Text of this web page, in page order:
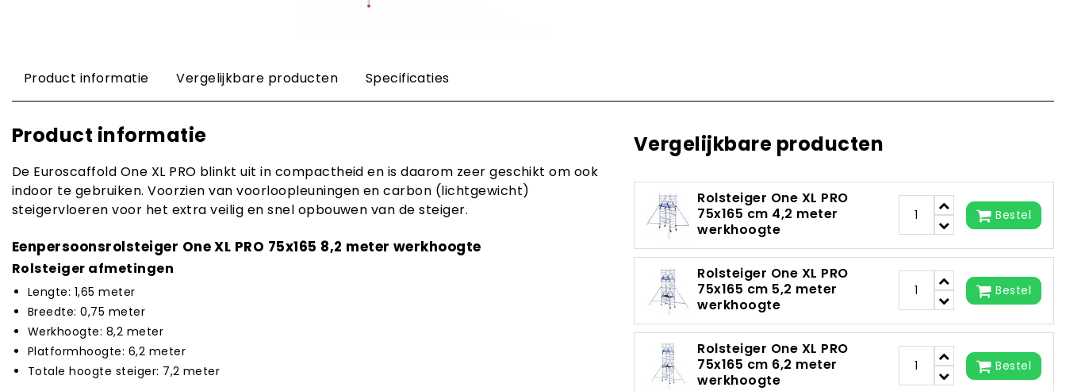
Product informatie Vergelijkbare producten Specificaties
Product informatie
De Euroscaffold One XL PRO blinkt uit in compactheid en is daarom zeer geschikt om ook
indoor te gebruiken. Voorzien van voorloopleuningen en carbon (lichtgewicht)
steigervloeren voor het extra veilig en snel opbouwen van de steiger.
Eenpersoonsrolsteiger One XL PRO 75x165 8,2 meter werkhoogte
Rolsteiger afmetingen
Lengte: 1,65 meter
Breedte: 0,75 meter
Werkhoogte: 8,2 meter
Platformhoogte: 6,2 meter
Totale hoogte steiger: 7,2 meter
Vergelijkbare producten
Rolsteiger One XL PRO
75x165 cm 4,2 meter
werkhoogte
Bestel
Rolsteiger One XL PRO
75x165 cm 5,2 meter
werkhoogte
Bestel
Rolsteiger One XL PRO
75x165 cm 6,2 meter
werkhoogte
Bestel